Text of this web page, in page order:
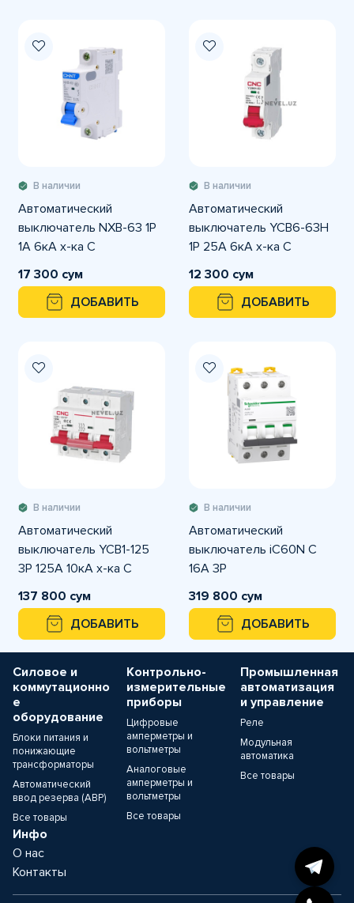
В наличии
Автоматический
выключатель NXB-63 1P
1A 6кА х-ка С
17 300 сум
ДОБАВИТЬ
В наличии
Автоматический
выключатель YCB6-63H
1P 25A 6кА х-ка С
12 300 сум
ДОБАВИТЬ
В наличии
Автоматический
выключатель YCB1-125
3P 125A 10кА х-ка С
137 800 сум
ДОБАВИТЬ
В наличии
Автоматический
выключатель iC60N C
16A 3P
319 800 сум
ДОБАВИТЬ
Силовое и
коммутационно
е
оборудование
Блоки питания и
понижающие
трансформаторы
Автоматический
ввод резерва (АВР)
Все товары
Контрольно-
измерительные
приборы
Цифровые
амперметры и
вольтметры
Аналоговые
амперметры и
вольтметры
Все товары
Промышленная
автоматизация
и управление
Реле
Модульная
автоматика
Все товары
Инфо
О нас
Контакты